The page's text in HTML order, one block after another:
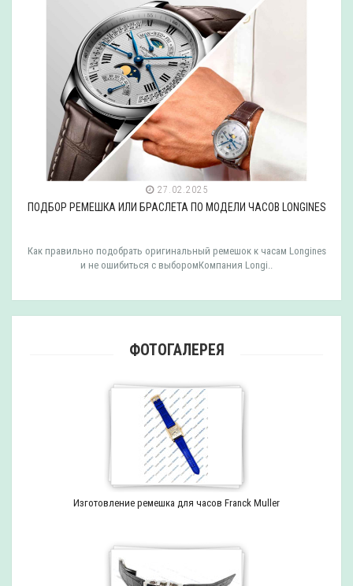
27.02.2025
ПОДБОР РЕМЕШКА ИЛИ БРАСЛЕТА ПО МОДЕЛИ ЧАСОВ LONGINES
Как правильно подобрать оригинальный ремешок к часам Longines
и не ошибиться с выборомКомпания Longi..
ФОТОГАЛЕРЕЯ
Изготовление ремешка для часов Franck Muller